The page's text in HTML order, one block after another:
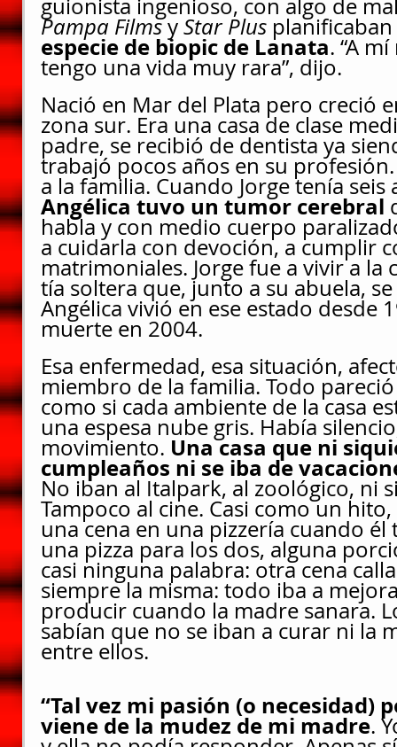
guionista ingenioso, con algo de
Pampa Films y Star Plus
especie de biopic de Lanata. “A
tengo una vida muy rara”, dijo.
Nació en Mar del Plata pero creció
zona sur. Era una casa de clase
padre, se recibió de dentista ya
trabajó pocos años en su
a la familia. Cuando Jorge tenía seis
Angélica tuvo un tumor cerebral
habla y con medio cuerpo
a cuidarla con devoción, a cumplir
matrimoniales. Jorge fue a vivir a la
tía soltera que, junto a su abuela,
Angélica vivió en ese estado desde
muerte en 2004.
Esa enfermedad, esa situación,
miembro de la familia. Todo
como si cada ambiente de la casa
una espesa nube gris. Había
movimiento. Una casa que ni
cumpleaños ni se iba de
No iban al Italpark, al zoológico, ni
Tampoco al cine. Casi como un
una cena en una pizzería cuando
una pizza para los dos, alguna
casi ninguna palabra: otra cena
siempre la misma: todo iba a
producir cuando la madre sanara.
sabían que no se iban a curar ni la
entre ellos.
“Tal vez mi pasión (o necesidad)
viene de la mudez de mi madre.